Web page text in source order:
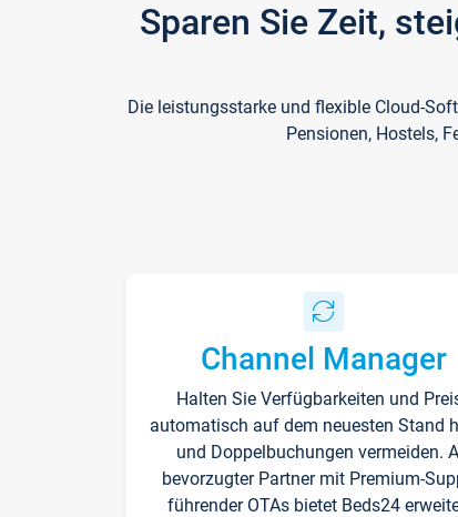
Sparen Sie Zeit,
Die leistungsstarke und flexible Cloud-
Pensionen, Hostels,
Channel Manager
Halten Sie Verfügbarkeiten und
automatisch auf dem neuesten Stand
und Doppelbuchungen vermeiden.
bevorzugter Partner mit Premium-
führender OTAs bietet Beds24